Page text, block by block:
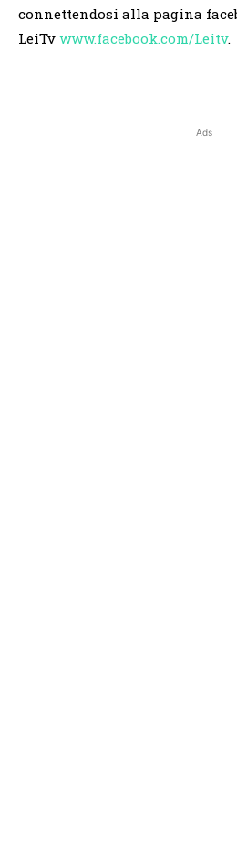
connettendosi alla pagina
LeiTv www.facebook.com/Leitv.
Ads